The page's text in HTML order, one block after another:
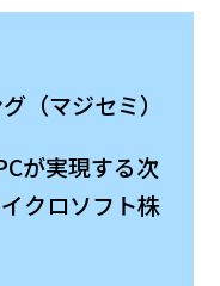
（マジセミ）
が実現する次
クロソフト株